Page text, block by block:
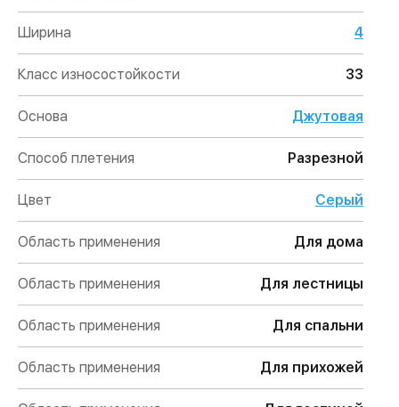
Ширина 4
Класс износостойкости 33
Основа Джутовая
Способ плетения Разрезной
Цвет Серый
Область применения Для дома
Область применения Для лестницы
Область применения Для спальни
Область применения Для прихожей